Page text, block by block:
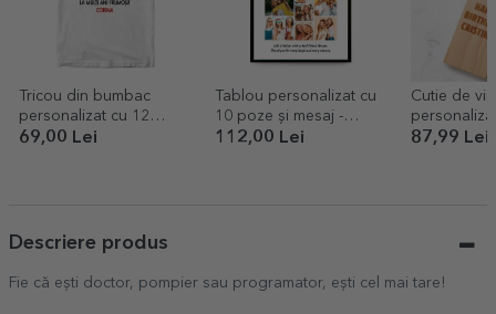
Tricou din bumbac
personalizat cu 12
poze și mesaj - 45 de
69,00 Lei
Tablou personalizat cu
10 poze și mesaj -
Friends
112,00 Lei
Cutie de vin
Birthday
87,99 Lei
Descriere produs
Fie că ești doctor, pompier sau programator, ești cel mai tare!